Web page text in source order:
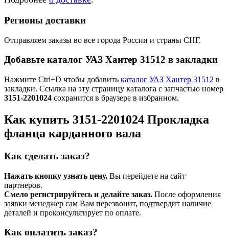
Регионы доставки
Отправляем заказы во все города России и страны СНГ.
Добавьте каталог УАЗ Хантер 31512 в закладки
Нажмите Ctrl+D чтобы добавить каталог УАЗ Хантер 31512 в
закладки. Ссылка на эту страницу каталога с запчастью номер
3151-2201024 сохранится в браузере в избранном.
Как купить 3151-2201024 Прокладка
фланца карданного вала
Как сделать заказ?
Нажать кнопку узнать цену. Вы перейдете на сайт
партнеров.
Смело регистрируйтесь и делайте заказ. После оформления
заявки менеджер сам Вам перезвонит, подтвердит наличие
деталей и проконсультирует по оплате.
Как оплатить заказ?